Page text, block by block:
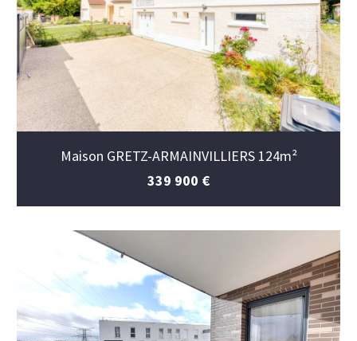
Maison GRETZ-ARMAINVILLIERS 124m²
339 900 €